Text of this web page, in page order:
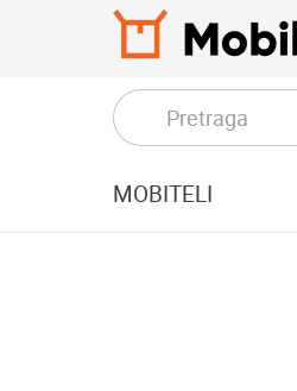
MOBITELI